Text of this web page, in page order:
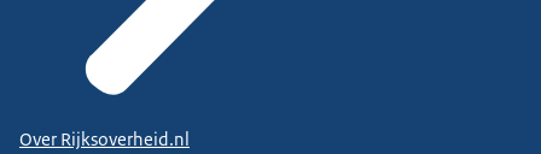
Over Rijksoverheid.nl